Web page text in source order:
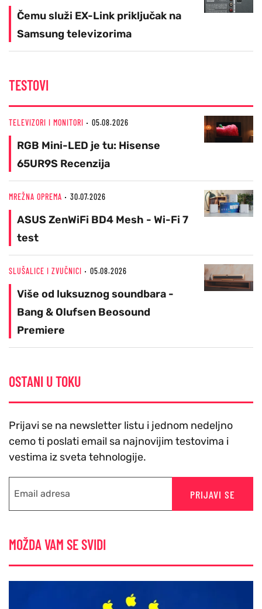
Čemu služi EX-Link priključak na
Samsung televizorima
TESTOVI
TELEVIZORI I MONITORI 05.08.2026
RGB Mini-LED je tu: Hisense
65UR9S Recenzija
MREŽNA OPREMA 30.07.2026
ASUS ZenWiFi BD4 Mesh - Wi-Fi 7
test
SLUŠALICE I ZVUČNICI 05.08.2026
Više od luksuznog soundbara -
Bang & Olufsen Beosound
Premiere
OSTANI U TOKU
Prijavi se na newsletter listu i jednom nedeljno
cemo ti poslati email sa najnovijim testovima i
vestima iz sveta tehnologije.
PRIJAVI SE
MOŽDA VAM SE SVIDI